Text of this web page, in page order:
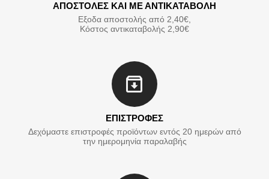
ΑΠΟΣΤΟΛΕΣ ΚΑΙ ΜΕ ΑΝΤΙΚΑΤΑΒΟΛΗ
Εξοδα αποστολής από 2,40€,
Κόστος αντικαταβολής 2,90€
ΕΠΙΣΤΡΟΦΕΣ
Δεχόμαστε επιστροφές προϊόντων εντός 20 ημερών από
την ημερομηνία παραλαβής